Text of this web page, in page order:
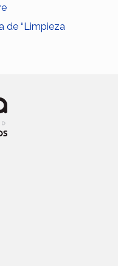
de “Limpieza